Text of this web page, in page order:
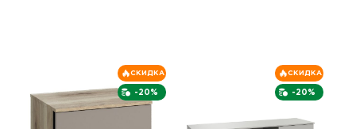
-20%
СКИДКА
-20%
СКИДКА